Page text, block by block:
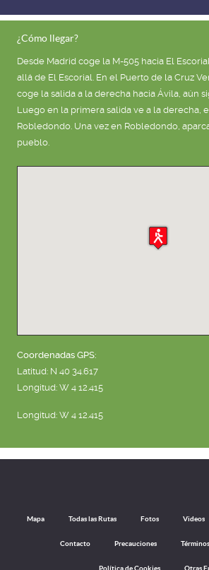
¿Cómo llegar?
Desde Madrid coge la M-505 hacia El
allá de El Escorial. En el Puerto de la Cruz
coge la salida a la derecha hacia Ávila, aún
Luego en la primera salida ve a la derecha,
Robledondo. Una vez en Robledondo,
pueblo.
Coordenadas GPS:
Latitud: N 40 34.617
Longitud: W 4 12.415
Longitud: W 4 12.415
Mapa Todas las Rutas Fotos Videos
Contacto Precauciones